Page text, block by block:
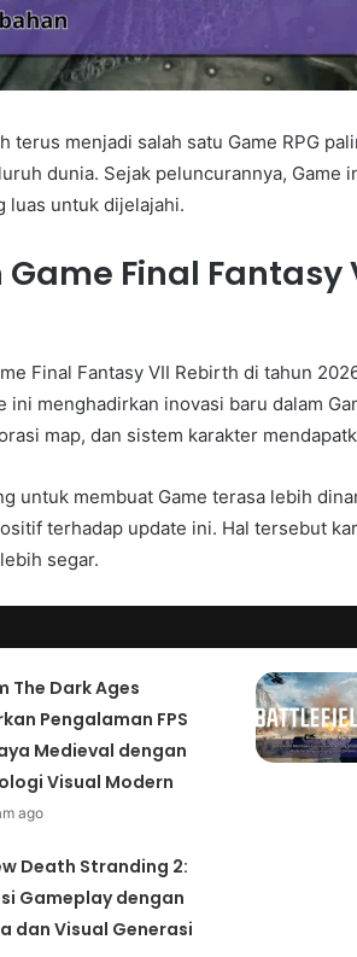
terus menjadi salah satu Game RPG
dunia. Sejak peluncurannya, Game
luas untuk dijelajahi.
Final Fantasy
Final Fantasy VII Rebirth di tahun
ini menghadirkan inovasi baru dalam
map, dan sistem karakter
untuk membuat Game terasa lebih
terhadap update ini. Hal tersebut
segar.
The Dark Ages
Pengalaman FPS
Medieval dengan
Visual Modern
ago
Death Stranding 2:
Gameplay dengan
dan Visual Generasi